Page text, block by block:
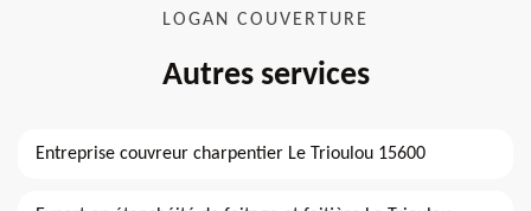
LOGAN COUVERTURE
Autres services
Entreprise couvreur charpentier Le Trioulou 15600